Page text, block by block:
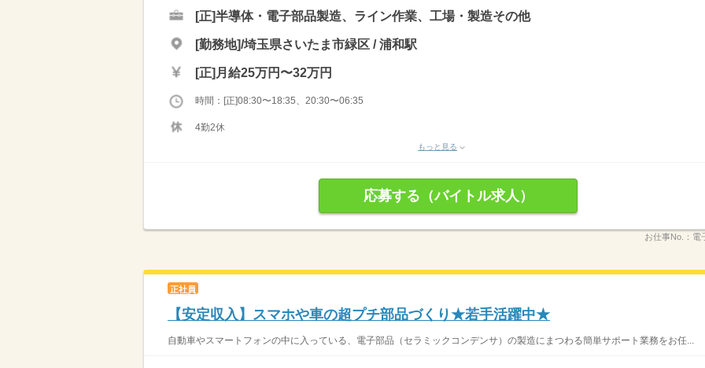
[正]半導体・電子部品製造、ライン作業、工場・製造その他
[勤務地]/埼玉県さいたま市緑区 / 浦和駅
[正] 月給25万円〜32万円
時間：[正]08:30〜18:35、20:30〜06:35
4勤2休
もっと見る
応募する（バイトル求人）
お仕事No.： 電
正社員
【安定収入】スマホや車の超プチ部品づくり★若手活躍中★
自動車やスマートフォンの中に入っている、電子部品（セラミックコンデンサ）の製造にまつわる簡単サポート業務をお任...